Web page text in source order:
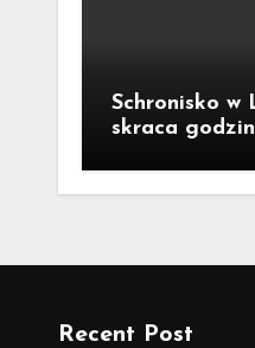
Schronisko w
skraca
Recent Post